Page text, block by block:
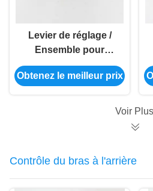
Levier de réglage /
Ensemble pour
moteur Toyota Camry
12309-0H070
Obtenez le meilleur prix
Voir Plus
Contrôle du bras à l'arrière